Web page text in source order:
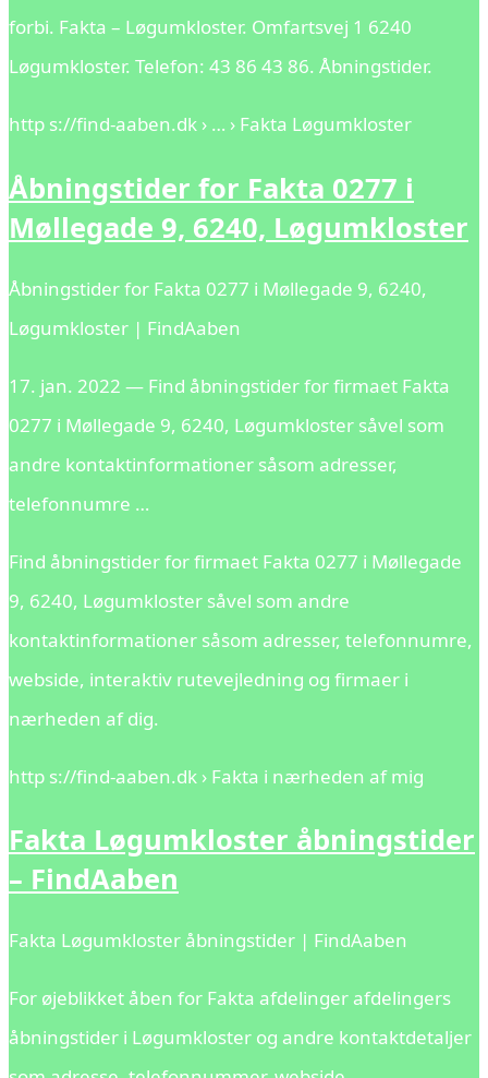
forbi. Fakta – Løgumkloster. Omfartsvej 1 6240
Løgumkloster. Telefon: 43 86 43 86. Åbningstider.
http s://find-aaben.dk › … › Fakta Løgumkloster
Åbningstider for Fakta 0277 i
Møllegade 9, 6240, Løgumkloster
Åbningstider for Fakta 0277 i Møllegade 9, 6240,
Løgumkloster | FindAaben
17. jan. 2022 — Find åbningstider for firmaet Fakta
0277 i Møllegade 9, 6240, Løgumkloster såvel som
andre kontaktinformationer såsom adresser,
telefonnumre …
Find åbningstider for firmaet Fakta 0277 i Møllegade
9, 6240, Løgumkloster såvel som andre
kontaktinformationer såsom adresser, telefonnumre,
webside, interaktiv rutevejledning og firmaer i
nærheden af dig.
http s://find-aaben.dk › Fakta i nærheden af mig
Fakta Løgumkloster åbningstider
– FindAaben
Fakta Løgumkloster åbningstider | FindAaben
For øjeblikket åben for Fakta afdelinger afdelingers
åbningstider i Løgumkloster og andre kontaktdetaljer